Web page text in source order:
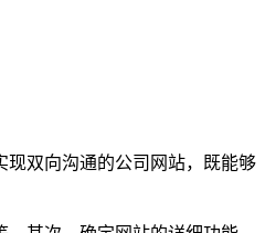
现双向沟通的公司网站，既能够